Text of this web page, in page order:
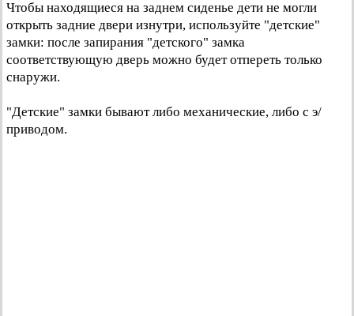
Чтобы находящиеся на заднем сиденье дети не могли
открыть задние двери изнутри, используйте "детские"
замки: после запирания "детского" замка
соответствующую дверь можно будет отпереть только
снаружи.
"Детские" замки бывают либо механические, либо с э/
приводом.